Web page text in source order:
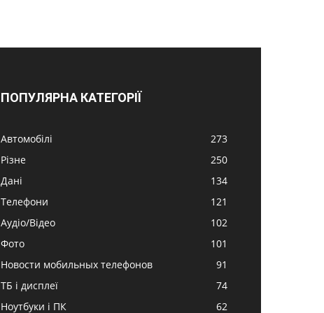
ПОПУЛЯРНА КАТЕГОРІЇ
Автомобілі
273
Різне
250
Дані
134
Телефони
121
Аудіо/Відео
102
Фото
101
Новости мобильных телефонов
91
ТБ і дисплеї
74
Ноутбуки і ПК
62